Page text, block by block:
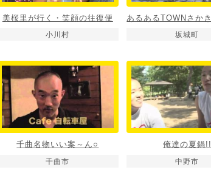
美桜里が行く・笑顔の往復便
小川村 坂城町
千曲名物いい案～ん○
千曲市
俺達の夏鍋!!
中野市